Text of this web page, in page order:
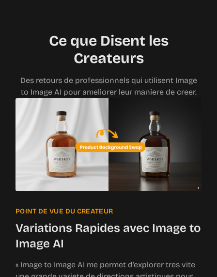
Ce que Disent les
Createurs
to Image AI pour ameliorer leur maniere de creer.
Variations Rapides avec Image to
Image AI
une grande variete de directions artistiques pour